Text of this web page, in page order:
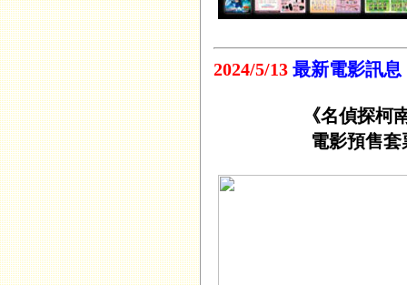
2024/5/13 最新電影訊息
《名偵探柯
電影預售